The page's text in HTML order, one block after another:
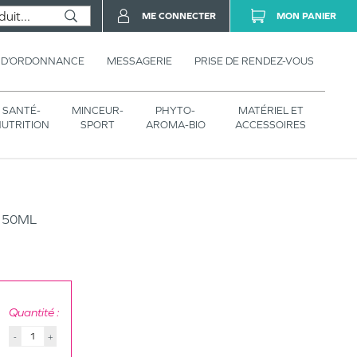
MESSAGERIE PRISE DE RENDEZ-VOUS
SANTÉ-
MINCEUR-
SPORT
PHYTO-
AROMA-BIO
MATÉRIEL ET
ACCESSOIRES
ME CONNECTER MON PANIER
Quantité :
- +